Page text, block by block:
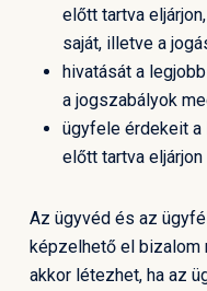
előtt tartva
saját, illetve a
hivatását a
a jogszabályok
ügyfele érdekeit
előtt tartva eljárjon
Az ügyvéd és az
képzelhető el bizalom
akkor létezhet, ha az